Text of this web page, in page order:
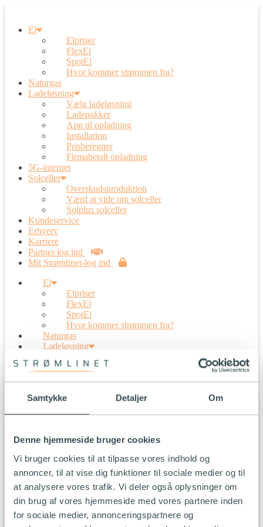
Samtykke Detaljer Om
Denne hjemmeside bruger cookies
Vi bruger cookies til at tilpasse vores indhold og
annoncer, til at vise dig funktioner til sociale medier og til
at analysere vores trafik. Vi deler også oplysninger om
din brug af vores hjemmeside med vores partnere inden
for sociale medier, annonceringspartnere og
El
Elpriser
FlexEl
SpotEl
Hvor kommer strømmen fra?
Naturgas
Ladeløsning
Vælg ladeløsning
Ladepakker
App til opladning
Installation
Prisberegner
Firmabetalt opladning
5G-internet
Solceller
Overskudsproduktion
Værd at vide om solceller
Solplus solceller
Kundeservice
Erhverv
Karriere
Partner log ind
Mit Strømlinet-log ind
El
Elpriser
FlexEl
SpotEl
Hvor kommer strømmen fra?
Naturgas
Ladeløsning
Ladepakker
Prisberegner
Overskudsproduktion
Solplus solceller
Kundeservice
Erhverv
Karriere
Partner log ind
Mit Strømlinet-log ind